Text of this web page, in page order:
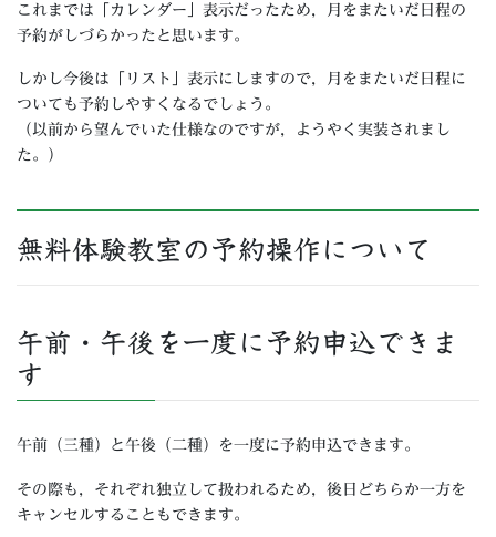
これまでは「カレンダー」表示だったため，月をまたいだ日程の
予約がしづらかったと思います。
しかし今後は「リスト」表示にしますので，月をまたいだ日程に
ついても予約しやすくなるでしょう。
（以前から望んでいた仕様なのですが，ようやく実装されまし
た。）
無料体験教室の予約操作について
午前・午後を一度に予約申込できま
す
午前（三種）と午後（二種）を一度に予約申込できます。
その際も，それぞれ独立して扱われるため，後日どちらか一方を
キャンセルすることもできます。